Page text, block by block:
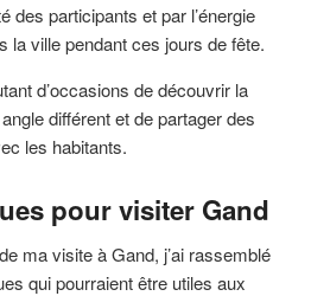
des participants et par l’énergie
la ville pendant ces jours de fête.
d’occasions de découvrir la
différent et de partager des
les habitants.
pour visiter Gand
ma visite à Gand, j’ai rassemblé
qui pourraient être utiles aux